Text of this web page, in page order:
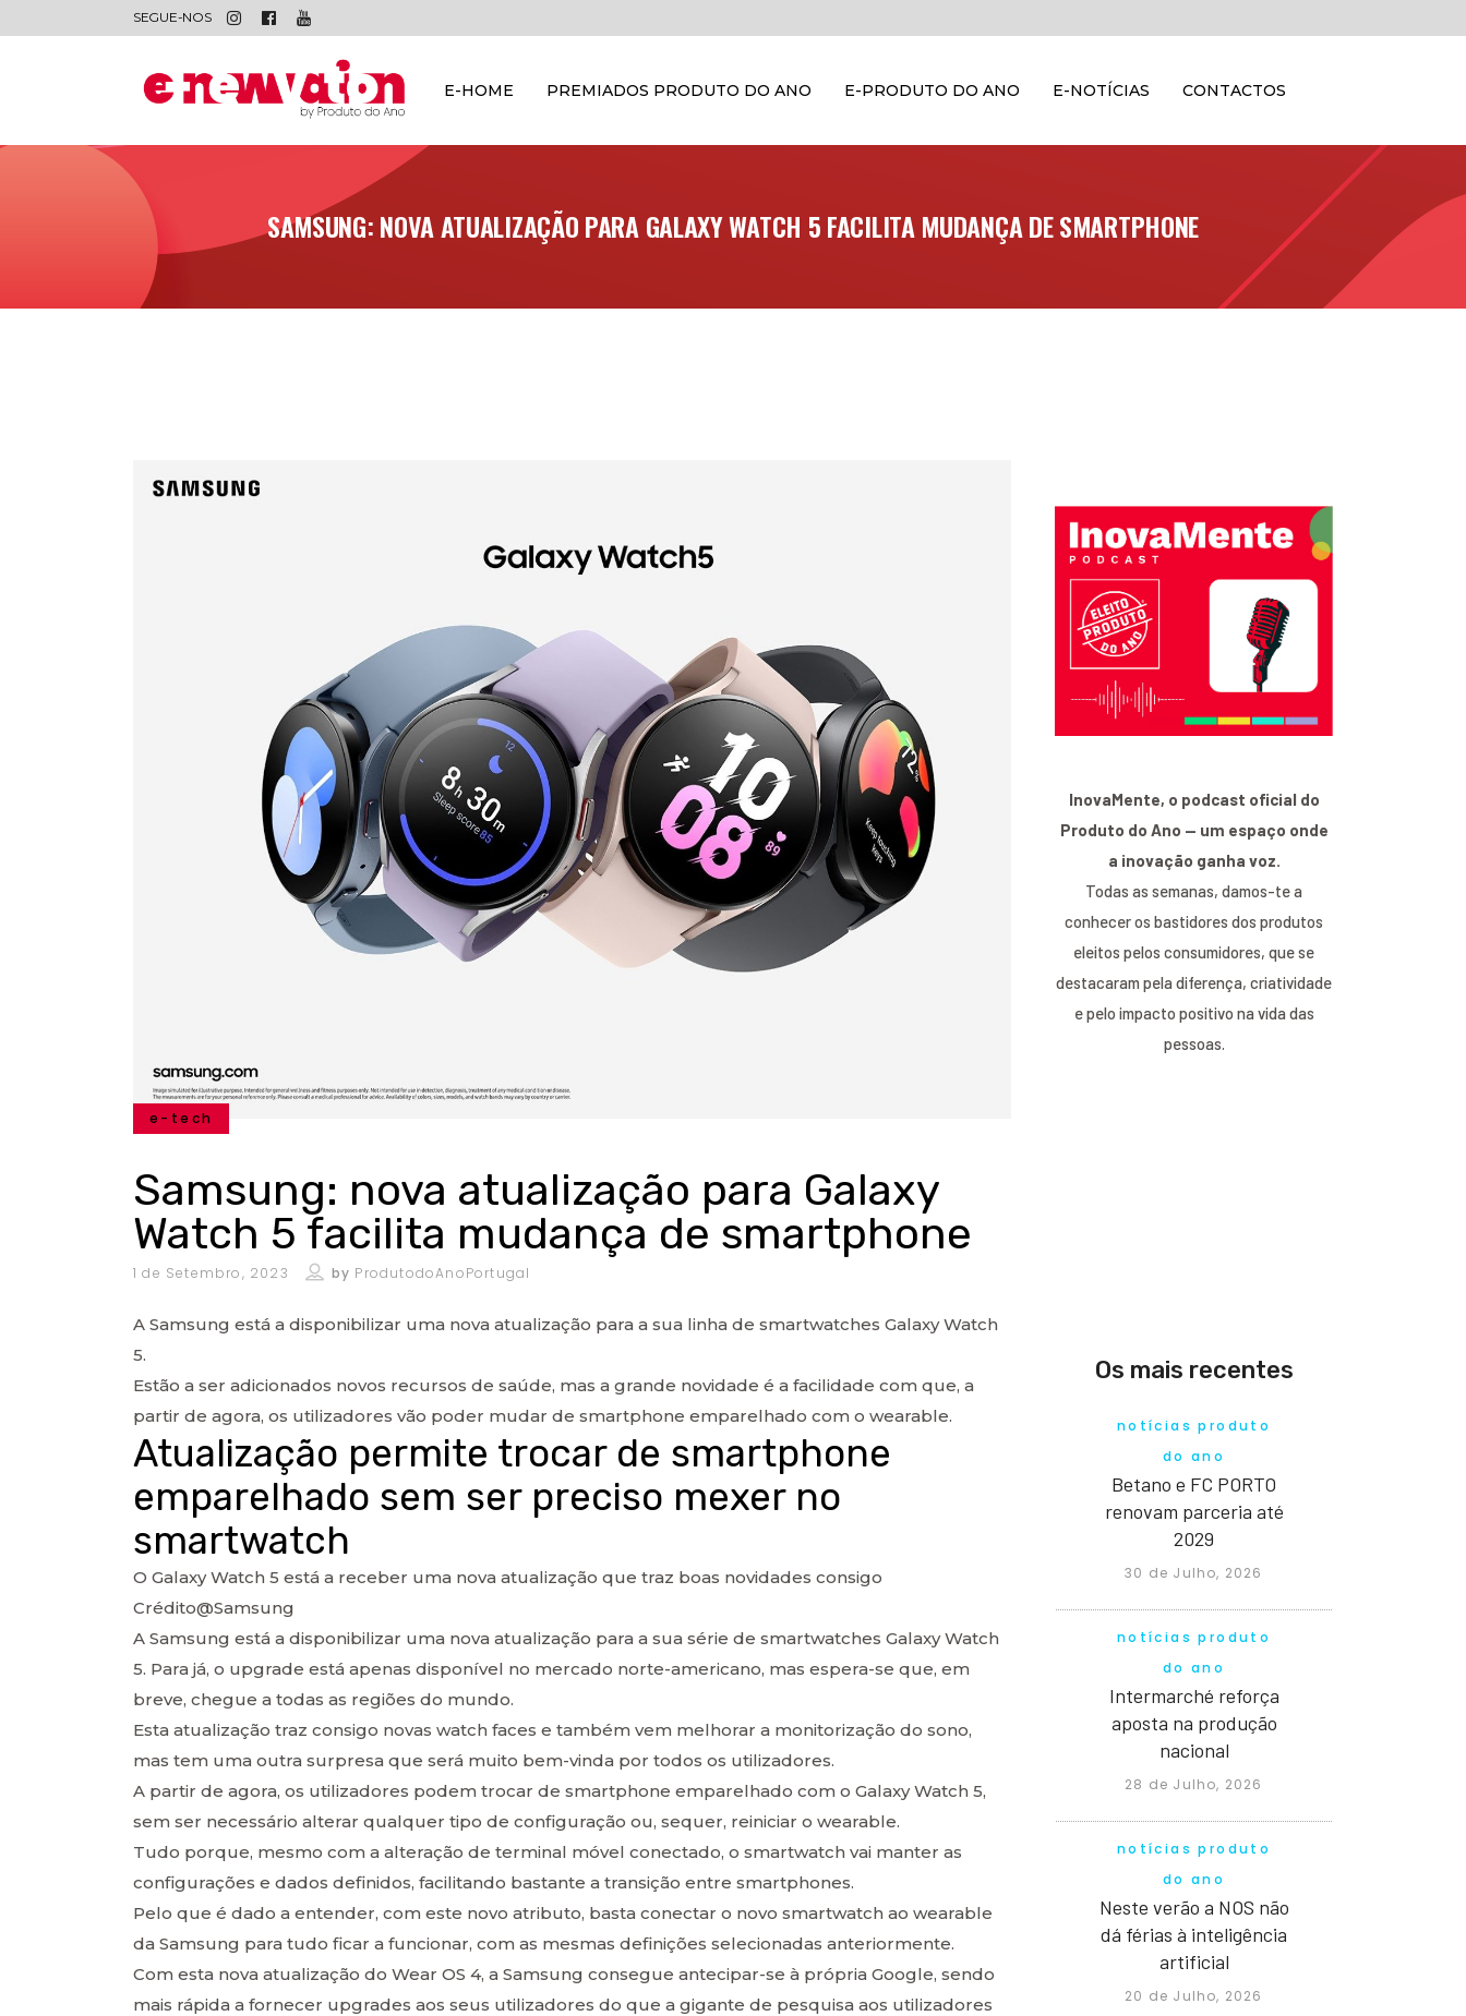
SEGUE-NOS
E-HOME PREMIADOS PRODUTO DO ANO E-PRODUTO DO ANO E-NOTÍCIAS CONTACTOS
SAMSUNG: NOVA ATUALIZAÇÃO PARA GALAXY WATCH 5 FACILITA MUDANÇA DE SMARTPHONE
e-tech
Samsung: nova atualização para Galaxy
Watch 5 facilita mudança de smartphone
1 de Setembro, 2023 by ProdutodoAnoPortugal
A Samsung está a disponibilizar uma nova atualização para a sua linha de smartwatches Galaxy Watch
5.
Estão a ser adicionados novos recursos de saúde, mas a grande novidade é a facilidade com que, a
partir de agora, os utilizadores vão poder mudar de smartphone emparelhado com o wearable.
Atualização permite trocar de smartphone
emparelhado sem ser preciso mexer no
smartwatch
O Galaxy Watch 5 está a receber uma nova atualização que traz boas novidades consigo
Crédito@Samsung
A Samsung está a disponibilizar uma nova atualização para a sua série de smartwatches Galaxy Watch
5. Para já, o upgrade está apenas disponível no mercado norte-americano, mas espera-se que, em
breve, chegue a todas as regiões do mundo.
Esta atualização traz consigo novas watch faces e também vem melhorar a monitorização do sono,
mas tem uma outra surpresa que será muito bem-vinda por todos os utilizadores.
A partir de agora, os utilizadores podem trocar de smartphone emparelhado com o Galaxy Watch 5,
sem ser necessário alterar qualquer tipo de configuração ou, sequer, reiniciar o wearable.
Tudo porque, mesmo com a alteração de terminal móvel conectado, o smartwatch vai manter as
configurações e dados definidos, facilitando bastante a transição entre smartphones.
Pelo que é dado a entender, com este novo atributo, basta conectar o novo smartwatch ao wearable
da Samsung para tudo ficar a funcionar, com as mesmas definições selecionadas anteriormente.
Com esta nova atualização do Wear OS 4, a Samsung consegue antecipar-se à própria Google, sendo
mais rápida a fornecer upgrades aos seus utilizadores do que a gigante de pesquisa aos utilizadores
InovaMente, o podcast oficial do
Produto do Ano — um espaço onde
a inovação ganha voz.
Todas as semanas, damos-te a
conhecer os bastidores dos produtos
eleitos pelos consumidores, que se
destacaram pela diferença, criatividade
e pelo impacto positivo na vida das
pessoas.
Os mais recentes
notícias produto
do ano
Betano e FC PORTO
renovam parceria até
2029
30 de Julho, 2026
notícias produto
do ano
Intermarché reforça
aposta na produção
nacional
28 de Julho, 2026
notícias produto
do ano
Neste verão a NOS não
dá férias à inteligência
artificial
20 de Julho, 2026